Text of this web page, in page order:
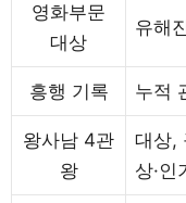
영화부문
대상
유해
흥행 기록 누적
왕사남 4관
왕
대상,
상·인